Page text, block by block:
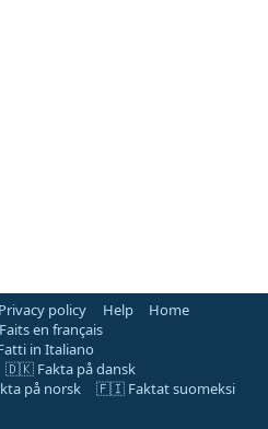
Privacy policy Help
Home
en français
in Italiano
🇩🇰 Fakta på dansk
på norsk
🇫🇮 Faktat suomeksi